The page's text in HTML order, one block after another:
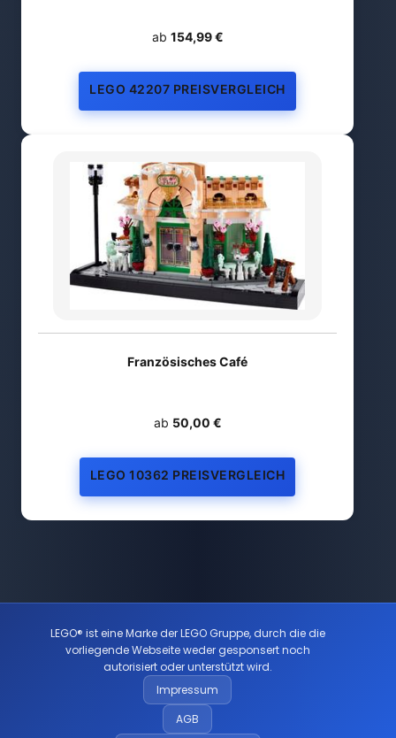
ab 154,99 €
LEGO 42207 PREISVERGLEICH
Französisches Café
ab 50,00 €
LEGO 10362 PREISVERGLEICH
LEGO® ist eine Marke der LEGO Gruppe, durch die die
vorliegende Webseite weder gesponsert noch
autorisiert oder unterstützt wird.
Impressum
AGB